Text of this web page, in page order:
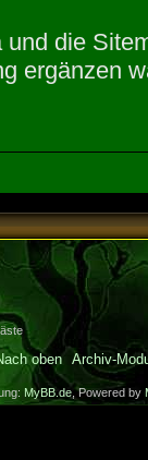
und die
ergänzen
oben Archiv-
MyBB.de, Powered by